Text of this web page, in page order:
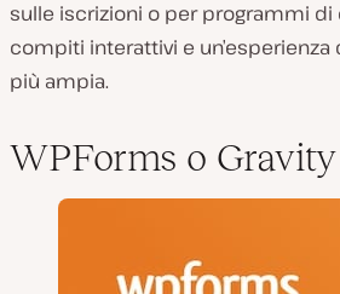
sulle iscrizioni o per programmi di
compiti interattivi e
più ampia.
WPForms o